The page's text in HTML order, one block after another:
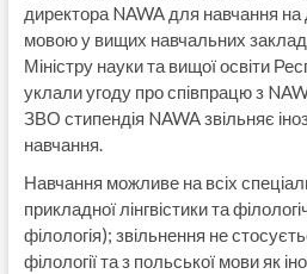
директора NAWA для навчання
мовою у вищих навчальних
Міністру науки та вищої освіти
уклали угоду про співпрацю з
ЗВО стипендія NAWA звільняє
навчання.
Навчання можливе на всіх
прикладної лінгвістики та
філологія); звільнення не
філології та з польської мови як